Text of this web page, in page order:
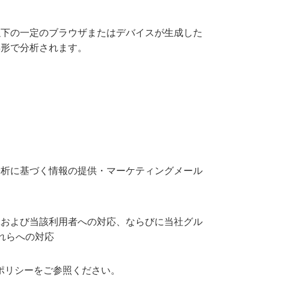
の一定のブラウザまたはデバイスが生成した
で分析されます。
に基づく情報の提供・マーケティングメール
よび当該利用者への対応、ならびに当社グル
らへの対応
シーをご参照ください。